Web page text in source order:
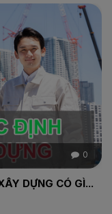
0
DỰNG CÓ GÌ...